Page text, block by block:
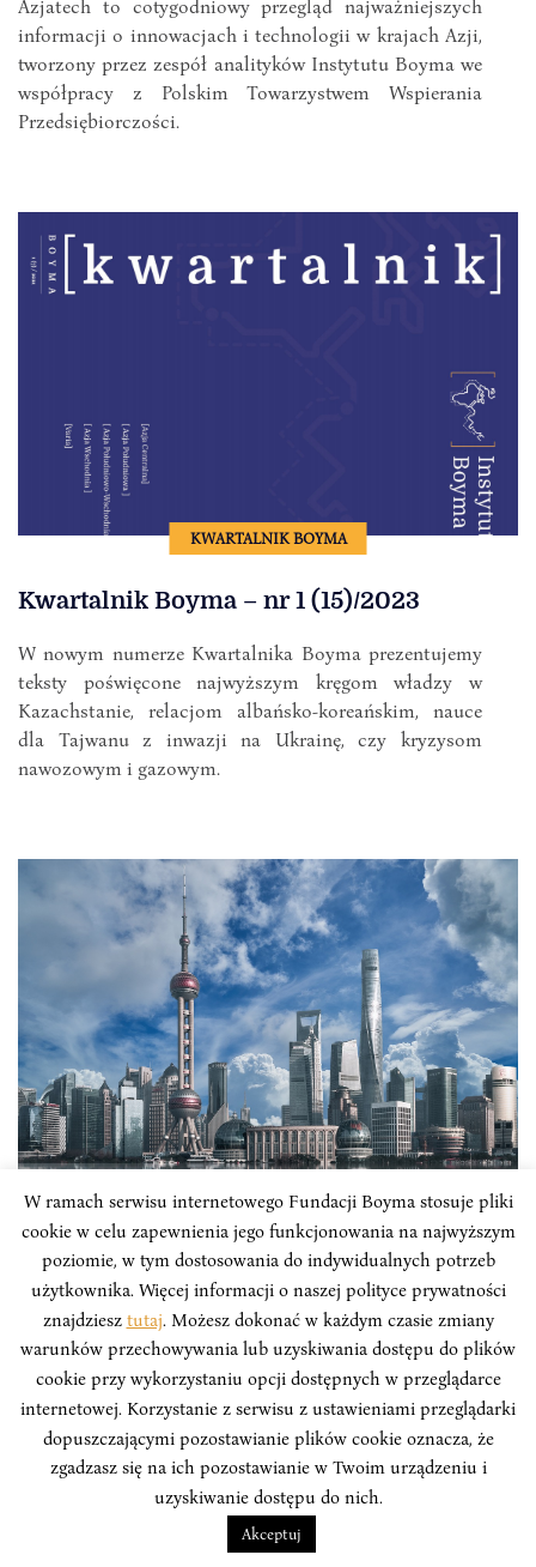
Azjatech to cotygodniowy przegląd najważniejszych
informacji o innowacjach i technologii w krajach Azji,
tworzony przez zespół analityków Instytutu Boyma we
współpracy z Polskim Towarzystwem Wspierania
Przedsiębiorczości.
KWARTALNIK BOYMA
Kwartalnik Boyma – nr 1 (15)/2023
W nowym numerze Kwartalnika Boyma prezentujemy
teksty poświęcone najwyższym kręgom władzy w
Kazachstanie, relacjom albańsko-koreańskim, nauce
dla Tajwanu z inwazji na Ukrainę, czy kryzysom
nawozowym i gazowym.
Tydzień w Azji #256: Chińskie władze
serwują bankom kurację szokową
Przegląd Tygodnia w Azji to zbiór najważniejszych
informacji ze świata polityki i gospodarki państw
azjatyckich mijającego tygodnia, tworzony przez
analityków Instytutu Boyma we współpracy z Polskim
Towarzystwem Wspierania Przedsiębiorczości.
W ramach serwisu internetowego Fundacji Boyma stosuje pliki
cookie w celu zapewnienia jego funkcjonowania na najwyższym
poziomie, w tym dostosowania do indywidualnych potrzeb
użytkownika. Więcej informacji o naszej polityce prywatności
znajdziesz tutaj. Możesz dokonać w każdym czasie zmiany
warunków przechowywania lub uzyskiwania dostępu do plików
cookie przy wykorzystaniu opcji dostępnych w przeglądarce
internetowej. Korzystanie z serwisu z ustawieniami przeglądarki
dopuszczającymi pozostawianie plików cookie oznacza, że
zgadzasz się na ich pozostawianie w Twoim urządzeniu i
uzyskiwanie dostępu do nich.
Akceptuj